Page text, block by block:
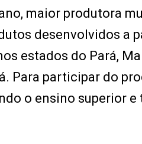
maior produtora
desenvolvidos a
estados do Pará,
Para participar do
o ensino superior